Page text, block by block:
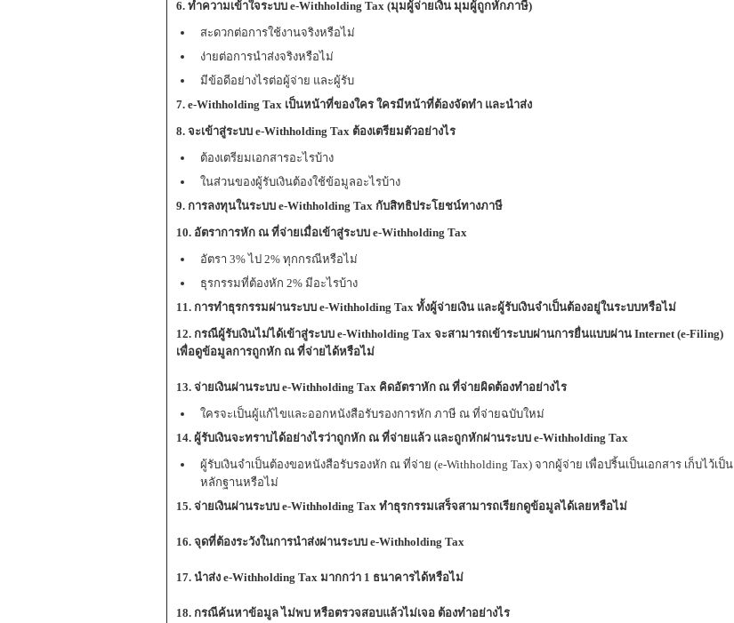
6. ทำความเข้าใจระบบ e-Withholding Tax (มุมผู้จ่ายเงิน มุมผู้ถูกหักภาษี)
สะดวกต่อการใช้งานจริงหรือไม่
ง่ายต่อการนำส่งจริงหรือไม่
มีข้อดีอย่างไรต่อผู้จ่าย และผู้รับ
7. e-Withholding Tax เป็นหน้าที่ของใคร ใครมีหน้าที่ต้องจัดทำ และนำส่ง
8. จะเข้าสู่ระบบ e-Withholding Tax ต้องเตรียมตัวอย่างไร
ต้องเตรียมเอกสารอะไรบ้าง
ในส่วนของผู้รับเงินต้องใช้ข้อมูลอะไรบ้าง
9. การลงทุนในระบบ e-Withholding Tax กับสิทธิประโยชน์ทางภาษี
10. อัตราการหัก ณ ที่จ่ายเมื่อเข้าสู่ระบบ e-Withholding Tax
อัตรา 3% ไป 2% ทุกกรณีหรือไม่
ธุรกรรมที่ต้องหัก 2% มีอะไรบ้าง
11. การทำธุรกรรมผ่านระบบ e-Withholding Tax ทั้งผู้จ่ายเงิน และผู้รับเงินจำเป็นต้องอยู่ในระบบหรือไม่
12. กรณีผู้รับเงินไม่ได้เข้าสู่ระบบ e-Withholding Tax จะสามารถเข้าระบบผ่านการยื่นแบบผ่าน Internet (e-Filing)
เพื่อดูข้อมูลการถูกหัก ณ ที่จ่ายได้หรือไม่
13. จ่ายเงินผ่านระบบ e-Withholding Tax คิดอัตราหัก ณ ที่จ่ายผิดต้องทำอย่างไร
ใครจะเป็นผู้แก้ไขและออกหนังสือรับรองการหัก ภาษี ณ ที่จ่ายฉบับใหม่
14. ผู้รับเงินจะทราบได้อย่างไรว่าถูกหัก ณ ที่จ่ายแล้ว และถูกหักผ่านระบบ e-Withholding Tax
ผู้รับเงินจำเป็นต้องขอหนังสือรับรองหัก ณ ที่จ่าย (e-Withholding Tax) จากผู้จ่าย เพื่อปริ้นเป็นเอกสาร เก็บไว้เป็น
หลักฐานหรือไม่
15. จ่ายเงินผ่านระบบ e-Withholding Tax ทำธุรกรรมเสร็จสามารถเรียกดูข้อมูลได้เลยหรือไม่
16. จุดที่ต้องระวังในการนำส่งผ่านระบบ e-Withholding Tax
17. นำส่ง e-Withholding Tax มากกว่า 1 ธนาคารได้หรือไม่
18. กรณีค้นหาข้อมูล ไม่พบ หรือตรวจสอบแล้วไม่เจอ ต้องทำอย่างไร